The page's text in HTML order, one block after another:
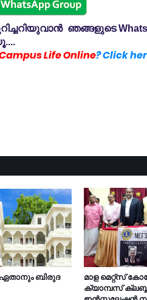
ഞങ്ങളുടെ
Life Online? Click
ഏതാനും ബിരുദ
മാള മെറ്റ്സ്
ക്യാമ്പസ്